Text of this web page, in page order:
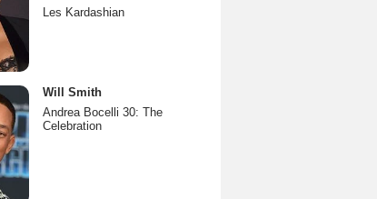
Les Kardashian
Will Smith
Andrea Bocelli 30: The
Celebration